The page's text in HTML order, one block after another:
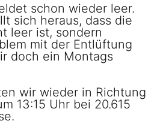
schon wieder leer.
sich heraus, dass die
leer ist, sondern
mit der Entlüftung
doch ein Montags
wir wieder in Richtung
13:15 Uhr bei 20.615